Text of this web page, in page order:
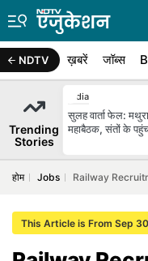
NDTV ख़बरें जॉब्स
Trending
Stories
India
सुलह वार्ता फेल:
महाबैठक, संतों के
होम Jobs Railway
This Article is From Sep